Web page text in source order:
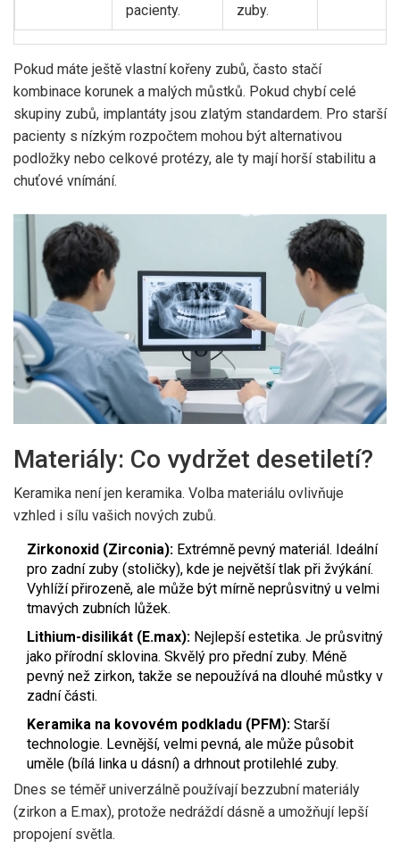
pacienty.
zuby.
Pokud máte ještě vlastní kořeny zubů, často stačí
kombinace korunek a malých můstků. Pokud chybí celé
skupiny zubů, implantáty jsou zlatým standardem. Pro starší
pacienty s nízkým rozpočtem mohou být alternativou
podložky nebo celkové protézy, ale ty mají horší stabilitu a
chuťové vnímání.
Materiály: Co vydržet desetiletí?
Keramika není jen keramika. Volba materiálu ovlivňuje
vzhled i sílu vašich nových zubů.
Zirkonoxid (Zirconia): Extrémně pevný materiál. Ideální
pro zadní zuby (stoličky), kde je největší tlak při žvýkání.
Vyhlíží přirozeně, ale může být mírně neprůsvitný u velmi
tmavých zubních lůžek.
Lithium-disilikát (E.max): Nejlepší estetika. Je průsvitný
jako přírodní sklovina. Skvělý pro přední zuby. Méně
pevný než zirkon, takže se nepoužívá na dlouhé můstky v
zadní části.
Keramika na kovovém podkladu (PFM): Starší
technologie. Levnější, velmi pevná, ale může působit
uměle (bílá linka u dásní) a drhnout protilehlé zuby.
Dnes se téměř univerzálně používají bezzubní materiály
(zirkon a E.max), protože nedráždí dásně a umožňují lepší
propojení světla.